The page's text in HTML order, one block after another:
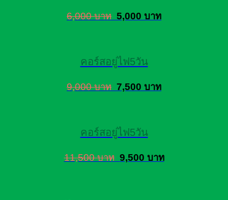
6,000 บาท 5,000 บาท
คอร์สอยู่ไฟ5วัน
9,000 บาท 7,500 บาท
คอร์สอยู่ไฟ5วัน
11,500 บาท 9,500 บาท